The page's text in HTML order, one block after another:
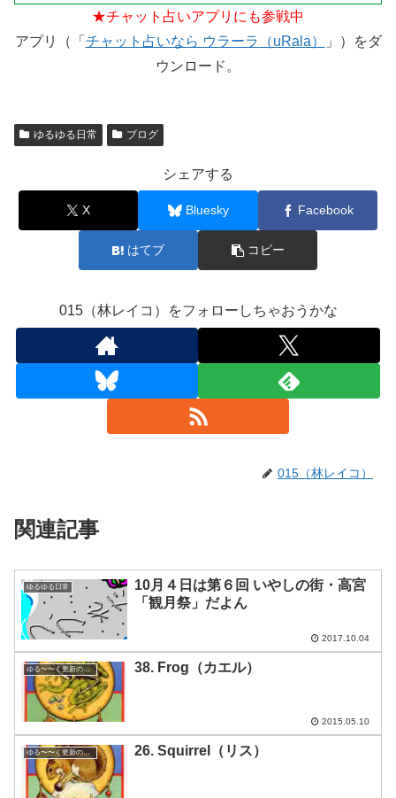
★チャット占いアプリにも参戦中
アプリ（「 チャット占いなら ウラーラ（uRala）
」）をダ
ウンロード。
ゆるゆる日常 ブログ
シェアする
X Bluesky Facebook
はてブ コピー
015（林レイコ）をフォローしちゃおうかな
015（林レイコ）
関連記事
ゆるゆる日常
10月４日は第６回 いやしの街・高宮
「観月祭」だよん
2017.10.04
ゆる〜〜く更新の日めくり 38. Frog（カエル）
2015.05.10
ゆる〜〜く更新の日めくり 26. Squirrel（リス）